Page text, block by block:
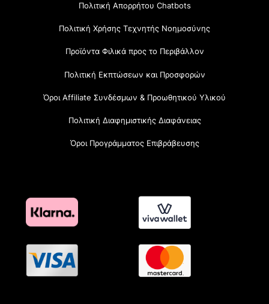
Πολιτική Απορρήτου Chatbots
Πολιτική Χρήσης Τεχνητής Νοημοσύνης
Προϊόντα Φιλικά προς το Περιβάλλον
Πολιτική Εκπτώσεων και Προσφορών
Όροι Affiliate Συνδέσμων & Προωθητικού Υλικού
Πολιτική Διαφημιστικής Διαφάνειας
Όροι Προγράμματος Επιβράβευσης